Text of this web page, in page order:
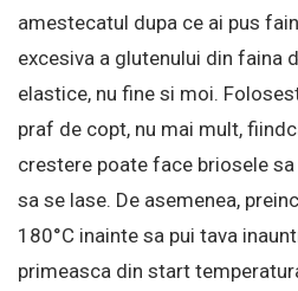
amestecatul dupa ce ai pus
excesiva a glutenului din faina
elastice, nu fine si moi.
praf de copt, nu mai mult,
crestere poate face briosele
sa se lase. De asemenea,
180°C inainte sa pui tava
primeasca din start